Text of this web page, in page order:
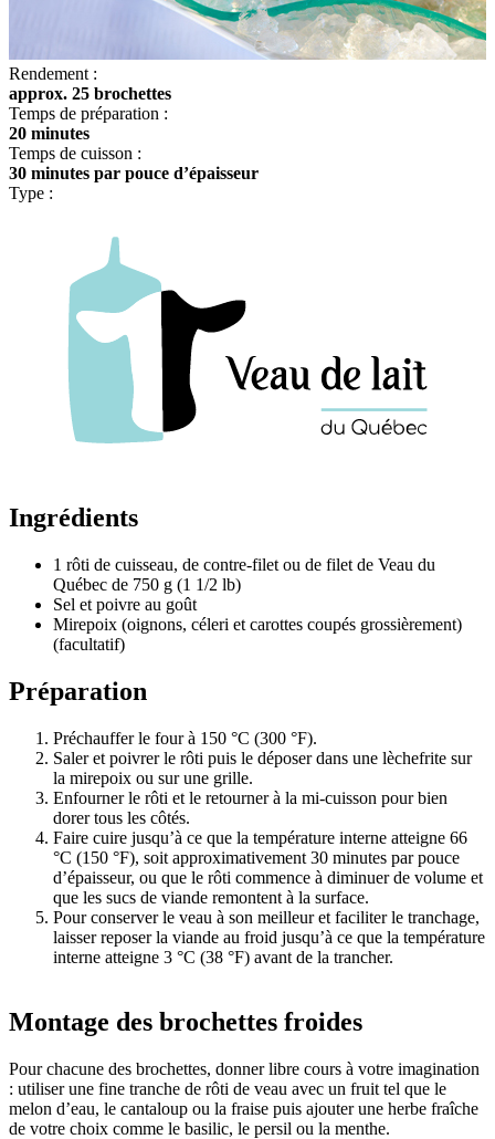
Rendement :
approx. 25 brochettes
Temps de préparation :
20 minutes
Temps de cuisson :
30 minutes par pouce d’épaisseur
Type :
Ingrédients
1 rôti de cuisseau, de contre-filet ou de filet de Veau du
Québec de 750 g (1 1/2 lb)
Sel et poivre au goût
Mirepoix (oignons, céleri et carottes coupés grossièrement)
(facultatif)
Préparation
Préchauffer le four à 150 °C (300 °F).
Saler et poivrer le rôti puis le déposer dans une lèchefrite sur
la mirepoix ou sur une grille.
Enfourner le rôti et le retourner à la mi-cuisson pour bien
dorer tous les côtés.
Faire cuire jusqu’à ce que la température interne atteigne 66
°C (150 °F), soit approximativement 30 minutes par pouce
d’épaisseur, ou que le rôti commence à diminuer de volume et
que les sucs de viande remontent à la surface.
Pour conserver le veau à son meilleur et faciliter le tranchage,
laisser reposer la viande au froid jusqu’à ce que la température
interne atteigne 3 °C (38 °F) avant de la trancher.
Montage des brochettes froides
Pour chacune des brochettes, donner libre cours à votre imagination
: utiliser une fine tranche de rôti de veau avec un fruit tel que le
melon d’eau, le cantaloup ou la fraise puis ajouter une herbe fraîche
de votre choix comme le basilic, le persil ou la menthe.